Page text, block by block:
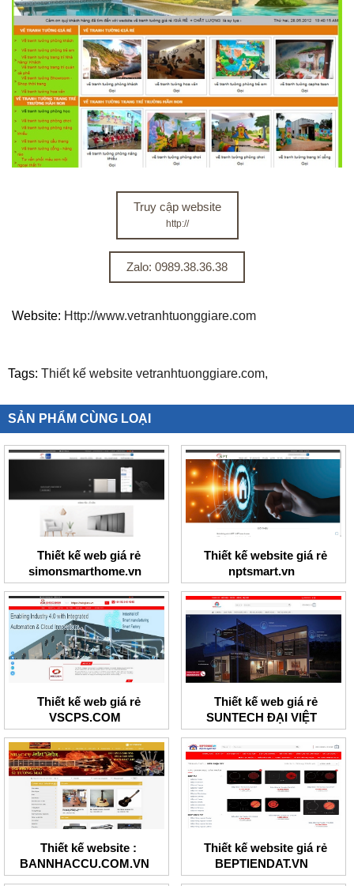
Truy cập website
http://
Zalo: 0989.38.36.38
Website: Http://www.vetranhtuonggiare.com
Tags: Thiết kế website vetranhtuonggiare.com,
SẢN PHẨM CÙNG LOẠI
Thiết kế web giá rẻ
simonsmarthome.vn
Thiết kế website giá rẻ
nptsmart.vn
Thiết kế web giá rẻ
VSCPS.COM
Thiết kế web giá rẻ
SUNTECH ĐẠI VIỆT
Thiết kế website :
BANNHACCU.COM.VN
Thiết kế website giá rẻ
BEPTIENDAT.VN